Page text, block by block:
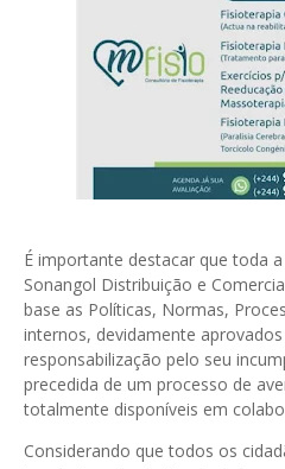
É importante destacar que toda
Sonangol Distribuição e
base as Políticas, Normas,
internos, devidamente
responsabilização pelo seu
precedida de um processo de
totalmente disponíveis em
Considerando que todos os